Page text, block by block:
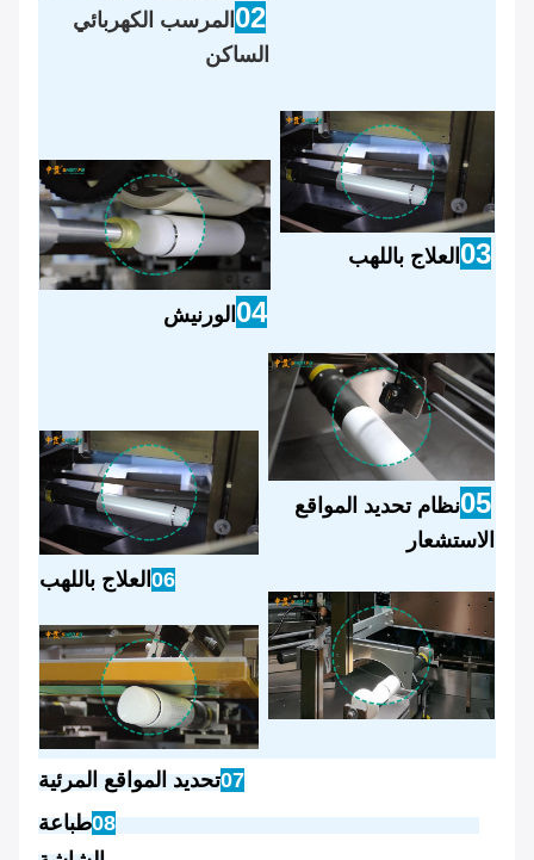
02 المرسب الكهربائي
الساكن
03 العلاج باللهب
04 الورنيش
05نظام تحديد المواقع
الاستشعار
06 العلاج باللهب
07تحديد المواقع المرئية
08طباعة